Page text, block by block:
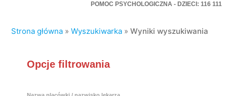
POMOC PSYCHOLOGICZNA - DZIECI: 116 111
Strona główna »Wyszukiwarka »Wyniki wyszukiwania
Opcje filtrowania